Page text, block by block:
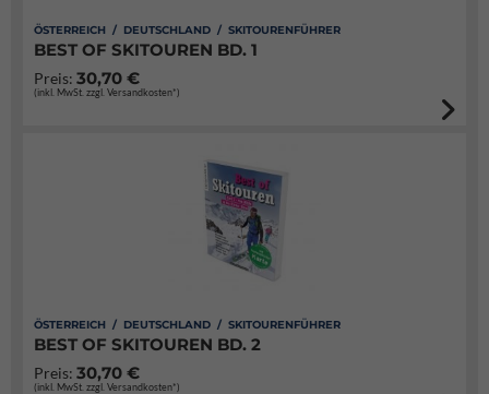
ÖSTERREICH / DEUTSCHLAND / SKITOURENFÜHRER
BEST OF SKITOUREN BD. 1
Preis: 30,70 €
(inkl. MwSt. zzgl. Versandkosten*)
ÖSTERREICH / DEUTSCHLAND / SKITOURENFÜHRER
BEST OF SKITOUREN BD. 2
Preis: 30,70 €
(inkl. MwSt. zzgl. Versandkosten*)